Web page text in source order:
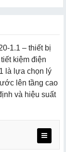
1.1 – thiết bị
kiệm điện
là lựa chọn lý
lên tầng cao
và hiệu suất